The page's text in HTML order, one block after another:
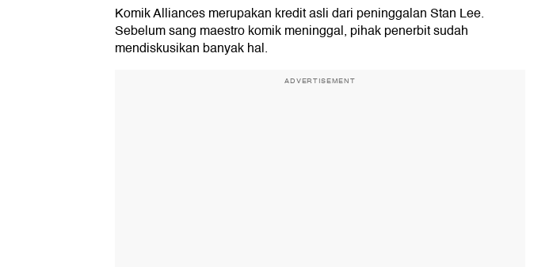
Komik Alliances merupakan kredit asli dari peninggalan Stan Lee.
Sebelum sang maestro komik meninggal, pihak penerbit sudah
mendiskusikan banyak hal.
ADVERTISEMENT